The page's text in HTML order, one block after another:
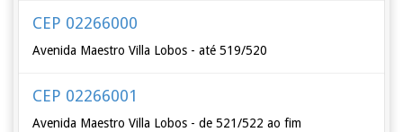
CEP 02266000
Avenida Maestro Villa Lobos - até 519/520
CEP 02266001
Avenida Maestro Villa Lobos - de 521/522 ao fim